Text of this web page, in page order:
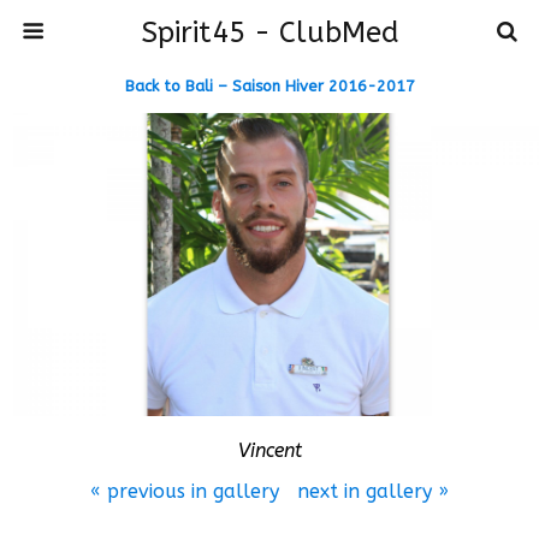
Spirit45 - ClubMed
Back to Bali – Saison Hiver 2016-2017
Vincent
« previous in gallery
next in gallery »